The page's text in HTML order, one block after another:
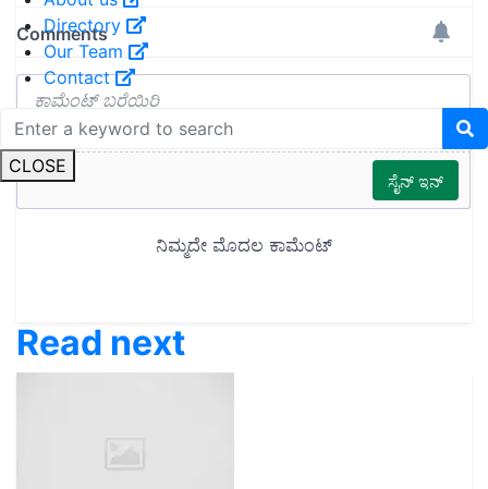
Directory
Our Team
Contact
CLOSE
Read next